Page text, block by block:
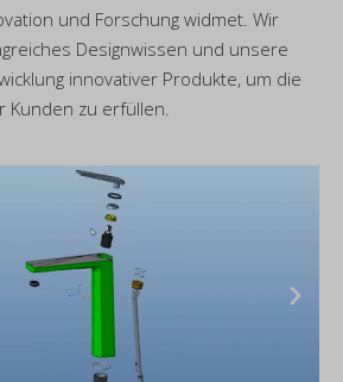
und Forschung widmet. Wir
Designwissen und unsere
innovativer Produkte, um die
Kunden zu erfüllen.